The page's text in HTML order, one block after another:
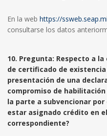
En la web https://
consultarse los datos
10. Pregunta: Respecto a
de certificado de
presentación de una
compromiso de
la parte a subvencionar
estar asignado crédito en
correspondiente?